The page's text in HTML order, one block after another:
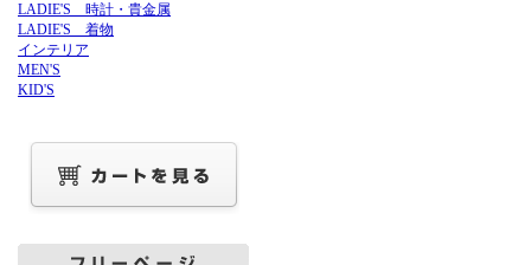
LADIE'S 時計・貴金属
LADIE'S 着物
インテリア
MEN'S
KID'S